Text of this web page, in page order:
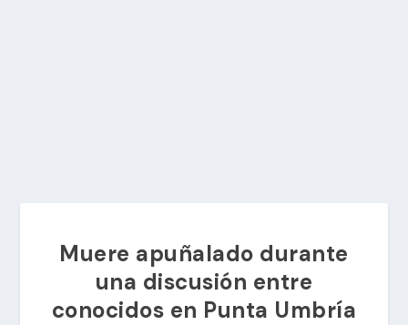
Muere apuñalado durante
una discusión entre
conocidos en Punta Umbría